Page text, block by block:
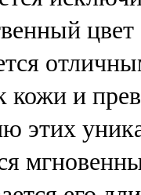
кожи и
этих